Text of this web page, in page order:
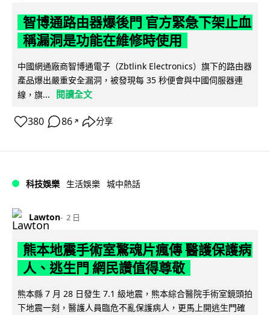
智博通路由器爆後門 官方緊急下架止血
稱漏洞是功能在維修時使用
中國網通廠商智博通電子（Zbtlink Electronics）旗下的路由器
產品爆出嚴重安全漏洞，被發現每 35 秒便會與中國伺服器連
線，旗...
閱讀全文
380 86 ↗ 分享
科技娛樂 生活娛樂 城中熱話
Lawton 2 日
熊本地震手術室驚魂片瘋傳 醫護保護病
人、逃生門 網民讚值得尊敬
熊本縣 7 月 28 日發生 7.1 級地震，熊本綜合醫院手術室鏡頭拍
下地震一刻，醫護人員臨危不亂保護病人，更馬上開逃生門確